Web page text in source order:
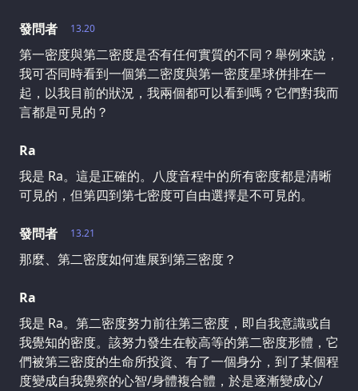
13.20
發問者
第一密度與第二密度是否有任何實質的不同？舉例來說，
我可否同時看到一個第二密度與第一密度星球併排在一
起，以我目前的狀況，我兩個都可以看到嗎？它們對我而
言都是可見的？
Ra
我是 Ra。這是正確的。八度音程中的所有密度都是清晰
可見的，但第四到第七密度可自由選擇是不可見的。
13.21
發問者
那麼、第二密度如何進展到第三密度？
Ra
我是 Ra。第二密度努力前往第三密度，即自我意識或自
我覺知的密度。該努力發生在較高等的第二密度形體，它
們被第三密度的生命所投資、有了一個身分，到了某個程
度變成自我覺察的心智/身體複合體，於是逐漸變成心/